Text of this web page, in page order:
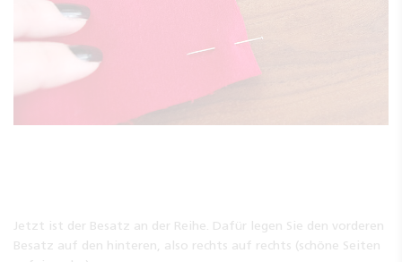
Jetzt ist der Besatz an der Reihe. Dafür legen Sie den vorderen
Besatz auf den hinteren, also rechts auf rechts (schöne Seiten